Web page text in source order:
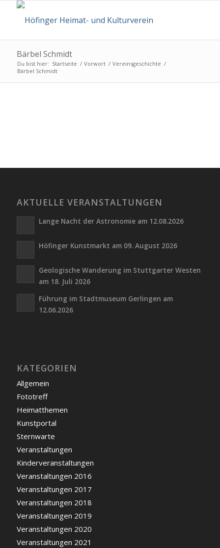
Bärbel Schmidt
Du bist hier: Startseite / Vorwort / Vereinsgeschichte /
Bärbel Schmidt
AKTUELLE VERANSTALTUNGEN
Lange Nacht der Astronomie am 12.08.2026
Höfinger Kunstmarkt am 09. August 2026
Geologische Wanderung im Stuttgarter Westen
am 18. Juli 2026
Führung im Stadtmuseum Gerlingen am
12.06.2026
KATEGORIEN
Allgemein
Fototreff
Heimatthemen
Kunstportal
Sternwarte
Veranstaltungen
Kinderveranstaltungen
Veranstaltungen 2016
Veranstaltungen 2017
Veranstaltungen 2018
Veranstaltungen 2019
Veranstaltungen 2020
Veranstaltungen 2021